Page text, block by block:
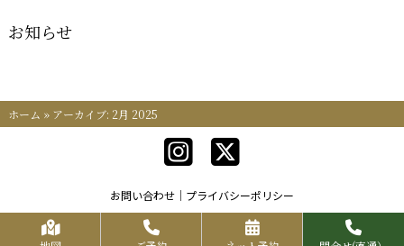
お知らせ
ホーム » アーカイブ: 2月 2025
お問い合わせ プライバシーポリシー
Copyrights KR FOOD SERVICE All Rights Reserved.